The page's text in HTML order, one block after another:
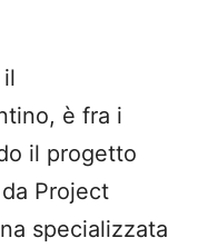
è fra i
il progetto
Project
specializzata